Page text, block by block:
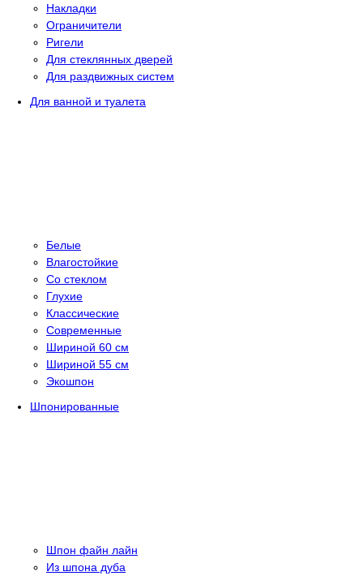
Накладки
Ограничители
Ригели
Для стеклянных дверей
Для раздвижных систем
Для ванной и туалета
Белые
Влагостойкие
Со стеклом
Глухие
Классические
Современные
Шириной 60 см
Шириной 55 см
Экошпон
Шпонированные
Шпон файн лайн
Из шпона дуба